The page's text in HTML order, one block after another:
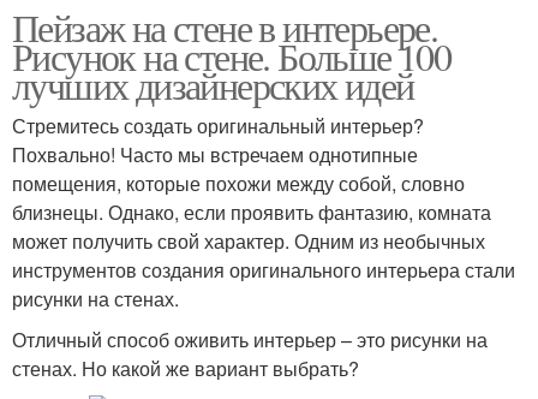
Пейзаж на стене в интерьере.
Рисунок на стене. Больше 100
лучших дизайнерских идей
Стремитесь создать оригинальный интерьер?
Похвально! Часто мы встречаем однотипные
помещения, которые похожи между собой, словно
близнецы. Однако, если проявить фантазию, комната
может получить свой характер. Одним из необычных
инструментов создания оригинального интерьера стали
рисунки на стенах.
Отличный способ оживить интерьер – это рисунки на
стенах. Но какой же вариант выбрать?